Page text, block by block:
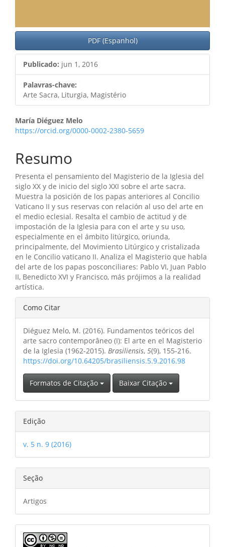
PDF (Espanhol)
Publicado: jun 1, 2016
Palavras-chave:
Arte Sacra, Liturgia, Magistério
Conteúdo
do
artigo
principal
María Diéguez Melo
https://orcid.org/0000-0002-2380-5659
Resumo
Presenta el pensamiento del Magisterio de la Iglesia del
siglo XX y de inicio del siglo XXI sobre el arte sacra.
Muestra la posición de los papas anteriores al Concilio
Vaticano II y sus reservas con relación al uso del arte en
el medio eclesial. Resalta el cambio de actitud y de
impostación de la Iglesia para con el arte y su uso,
especialmente en el ámbito litúrgico, oriunda,
principalmente, del Movimiento Litúrgico y cristalizada
en le Concilio vaticano II. Analiza el Magisterio que habla
del arte de los papas posconciliares: Pablo VI, Juan Pablo
II, Benedicto XVI y Francisco, más prójimos a la realidad
artística.
Detalhes
do
artigo
Como Citar
Diéguez Melo, M. (2016). Fundamentos teóricos del
arte sacro contemporâneo (I): El arte en el Magisterio
de la Iglesia (1962-2015). Brasiliensis, 5(9), 155-216.
https://doi.org/10.64205/brasiliensis.5.9.2016.98
Formatos de Citação Baixar Citação
Edição
v. 5 n. 9 (2016)
Seção
Artigos